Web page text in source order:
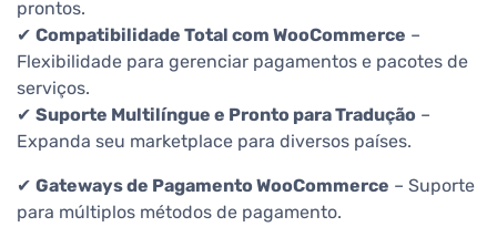
prontos.
✔ Compatibilidade Total com WooCommerce –
Flexibilidade para gerenciar pagamentos e pacotes de
serviços.
✔ Suporte Multilíngue e Pronto para Tradução –
Expanda seu marketplace para diversos países.
✔ Gateways de Pagamento WooCommerce – Suporte
para múltiplos métodos de pagamento.